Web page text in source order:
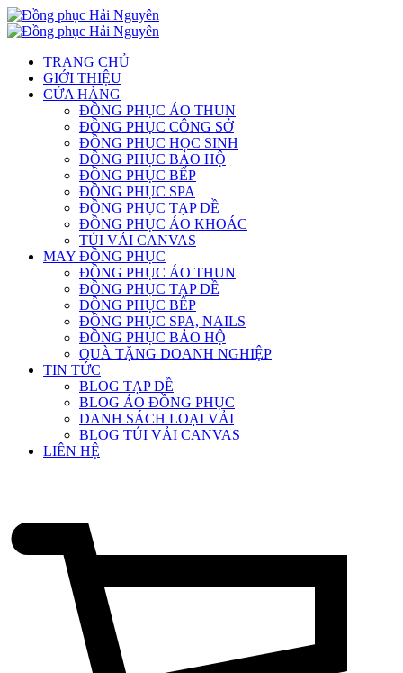
TRANG CHỦ
GIỚI THIỆU
CỬA HÀNG
ĐỒNG PHỤC ÁO THUN
ĐỒNG PHỤC CÔNG SỞ
ĐỒNG PHỤC HỌC SINH
ĐỒNG PHỤC BẢO HỘ
ĐỒNG PHỤC BẾP
ĐỒNG PHỤC SPA
ĐỒNG PHỤC TẠP DỀ
ĐỒNG PHỤC ÁO KHOÁC
TÚI VẢI CANVAS
MAY ĐỒNG PHỤC
ĐỒNG PHỤC ÁO THUN
ĐỒNG PHỤC TẠP DỀ
ĐỒNG PHỤC BẾP
ĐỒNG PHỤC SPA, NAILS
ĐỒNG PHỤC BẢO HỘ
QUÀ TẶNG DOANH NGHIỆP
TIN TỨC
BLOG TẠP DỀ
BLOG ÁO ĐỒNG PHỤC
DANH SÁCH LOẠI VẢI
BLOG TÚI VẢI CANVAS
LIÊN HỆ